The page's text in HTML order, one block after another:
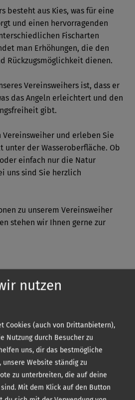
besteht aus Kies, was für eine
und einen hervorragenden
Fischarten
man Erhöhungen, die den
Rückzugsmöglichkeit dienen.
Vereinsweihers ist, dass er
das Angeln erleichtert und den
gibt.
Vereinsweiher und erleben Sie
unter der Wasseroberfläche. Ob
einfach nur die Natur
uns sind Sie herzlich
zu unserem Vereinsweiher
stehen wir Ihnen gerne zur
nutzen
Cookies (auch von Drittanbietern),
Nutzung durch Besucher zu
uns, dir das bestmögliche
Website ständig zu
zu unterbreiten, die auf deine
Mit dem Klick auf den Button